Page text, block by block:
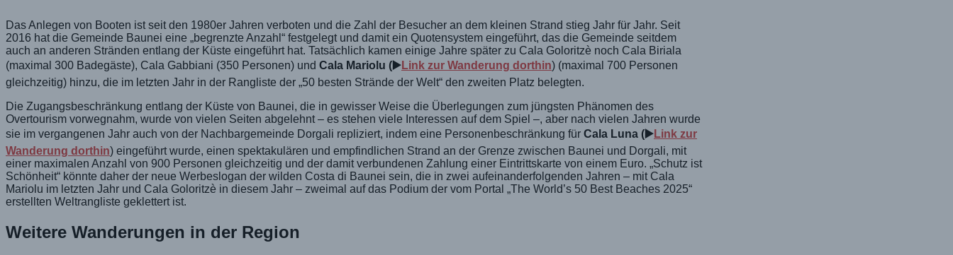
Das Anlegen von Booten ist seit den 1980er Jahren verboten und die Zahl der Besucher an dem kleinen Strand stieg Jahr für Jahr. Seit
2016 hat die Gemeinde Baunei eine „begrenzte Anzahl“ festgelegt und damit ein Quotensystem eingeführt, das die Gemeinde seitdem
auch an anderen Stränden entlang der Küste eingeführt hat. Tatsächlich kamen einige Jahre später zu Cala Goloritzè noch Cala Biriala
(maximal 300 Badegäste), Cala Gabbiani (350 Personen) und Cala Mariolu (▶️Link zur Wanderung dorthin) (maximal 700 Personen
gleichzeitig) hinzu, die im letzten Jahr in der Rangliste der „50 besten Strände der Welt“ den zweiten Platz belegten.
Die Zugangsbeschränkung entlang der Küste von Baunei, die in gewisser Weise die Überlegungen zum jüngsten Phänomen des
Overtourism vorwegnahm, wurde von vielen Seiten abgelehnt – es stehen viele Interessen auf dem Spiel –, aber nach vielen Jahren wurde
sie im vergangenen Jahr auch von der Nachbargemeinde Dorgali repliziert, indem eine Personenbeschränkung für Cala Luna (▶️Link zur
Wanderung dorthin) eingeführt wurde, einen spektakulären und empfindlichen Strand an der Grenze zwischen Baunei und Dorgali, mit
einer maximalen Anzahl von 900 Personen gleichzeitig und der damit verbundenen Zahlung einer Eintrittskarte von einem Euro. „Schutz ist
Schönheit“ könnte daher der neue Werbeslogan der wilden Costa di Baunei sein, die in zwei aufeinanderfolgenden Jahren – mit Cala
Mariolu im letzten Jahr und Cala Goloritzè in diesem Jahr – zweimal auf das Podium der vom Portal „The World’s 50 Best Beaches 2025“
erstellten Weltrangliste geklettert ist.
Weitere Wanderungen in der Region